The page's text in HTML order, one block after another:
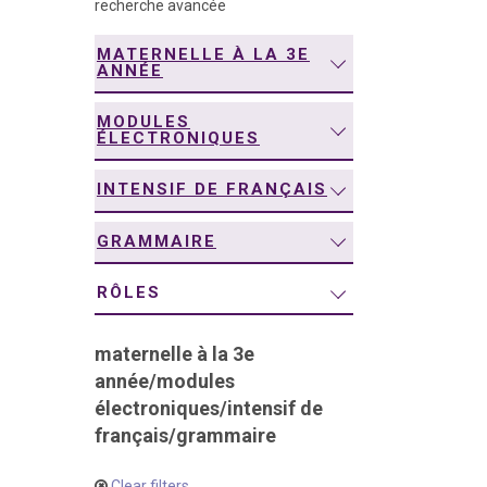
recherche avancée
MATERNELLE À LA 3E
ANNÉE
MODULES
ÉLECTRONIQUES
INTENSIF DE FRANÇAIS
GRAMMAIRE
RÔLES
maternelle à la 3e
année/modules
électroniques/intensif de
français/grammaire